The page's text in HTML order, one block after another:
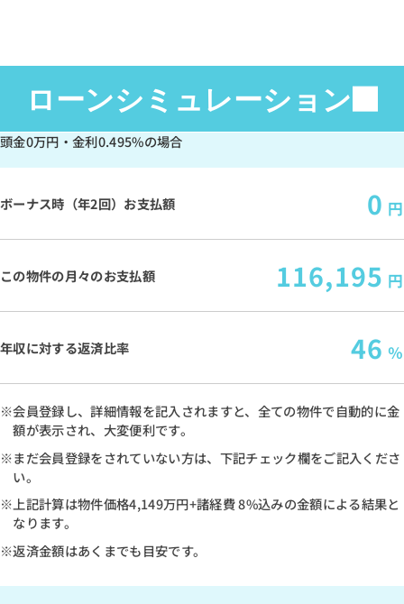
ローンシミュレーション
頭金0万円 ・金利0.495%の場合
ボーナス時（年2回）お支払額 0 円
この物件の月々のお支払額 116,195 円
年収に対する返済比率 46 ％
※会員登録し、詳細情報を記入されますと、全ての物件で自動的に金
額が表示され、大変便利です。
※まだ会員登録をされていない方は、下記チェック欄をご記入くださ
い。
※上記計算は物件価格4,149万円+諸経費 8%込みの金額による結果と
なります。
※返済金額はあくまでも目安です。